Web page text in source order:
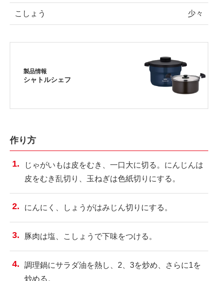
こしょう 少々
製品情報
シャトルシェフ
作り方
じゃがいもは皮をむき、一口大に切る。にんじんは
皮をむき乱切り、玉ねぎは色紙切りにする。
にんにく、しょうがはみじん切りにする。
豚肉は塩、こしょうで下味をつける。
調理鍋にサラダ油を熱し、2、3を炒め、さらに1を
炒める。